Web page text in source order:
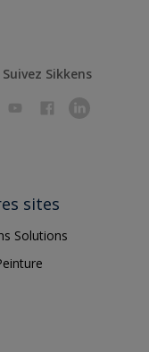
Suivez Sikkens
sites
Solutions